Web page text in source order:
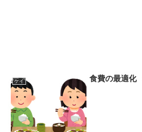
ケイ 食費の最適